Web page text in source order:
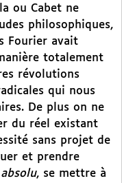
ou Cabet ne
philosophiques,
Fourier avait
totalement
révolutions
qui nous
De plus on ne
du réel existant
sans projet de
et prendre
, se mettre à